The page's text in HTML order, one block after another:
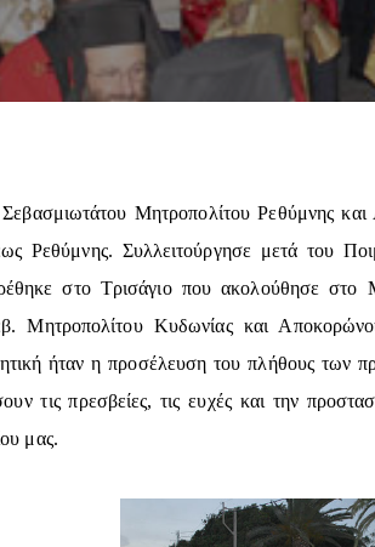
Μητροπολίτου Ρεθύμνης
Ρεθύμνης. Συλλειτούργησε μετά του
στο Τρισάγιο που ακολούθησε στο
Μητροπολίτου Κυδωνίας και
ήταν η προσέλευση του πλήθους των
τις πρεσβείες, τις ευχές και την
μας.